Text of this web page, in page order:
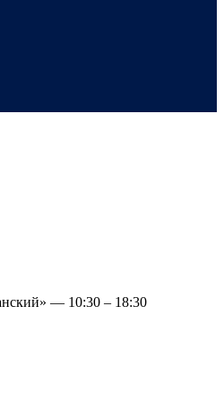
— 10:30 – 18:30